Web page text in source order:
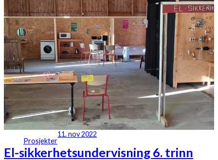
Prosjekter
11. nov 2022
El-sikkerhetsundervisning 6. trinn